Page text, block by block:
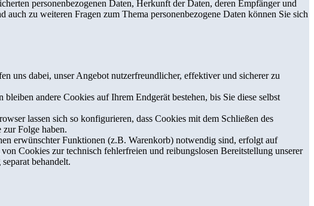
personenbezogenen Daten, Herkunft der Daten, deren Empfänger und
zu weiteren Fragen zum Thema personenbezogene Daten können Sie sich
uns dabei, unser Angebot nutzerfreundlicher, effektiver und sicherer zu
andere Cookies auf Ihrem Endgerät bestehen, bis Sie diese selbst
lassen sich so konfigurieren, dass Cookies mit dem Schließen des
Folge haben.
erwünschter Funktionen (z.B. Warenkorb) notwendig sind, erfolgt auf
Cookies zur technisch fehlerfreien und reibungslosen Bereitstellung unserer
behandelt.